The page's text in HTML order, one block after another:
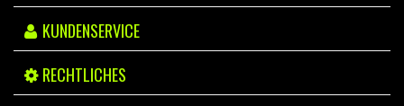
KUNDENSERVICE
RECHTLICHES